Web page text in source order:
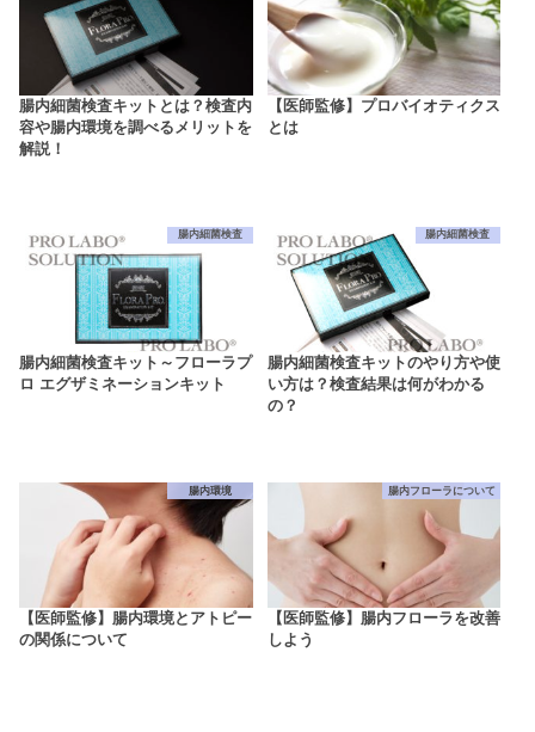
腸内細菌検査キットとは？検査内
容や腸内環境を調べるメリットを
解説！
【医師監修】プロバイオティクス
とは
腸内細菌検査
腸内細菌検査キット～フローラプ
ロ エグザミネーションキット
腸内細菌検査
腸内細菌検査キットのやり方や使
い方は？検査結果は何がわかる
の？
腸内環境
【医師監修】腸内環境とアトピー
の関係について
腸内フローラについて
【医師監修】腸内フローラを改善
しよう